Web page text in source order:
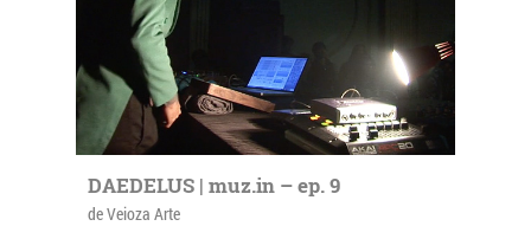
DAEDELUS | muz.in – ep. 9
de Veioza Arte